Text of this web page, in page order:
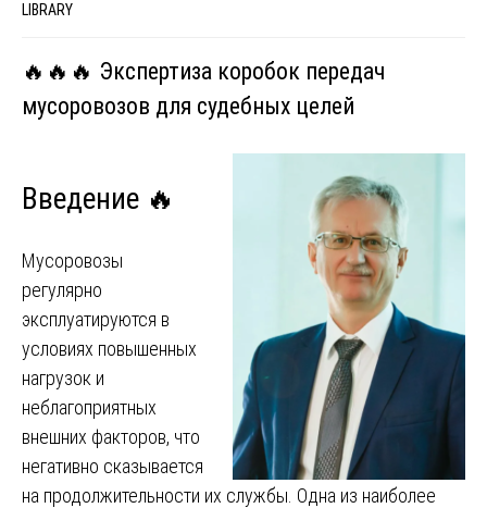
LIBRARY
🔥🔥🔥 Экспертиза коробок передач
мусоровозов для судебных целей
Введение 🔥
Мусоровозы
регулярно
эксплуатируются в
условиях повышенных
нагрузок и
неблагоприятных
внешних факторов, что
негативно сказывается
на продолжительности их службы. Одна из наиболее